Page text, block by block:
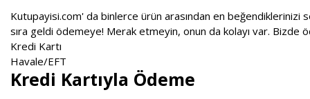
Kutupayisi.com' da binlerce ürün arasından en beğendiklerinizi
sıra geldi ödemeye! Merak etmeyin, onun da kolayı var. Bizde
Kredi Kartı
Havale/EFT
Kredi Kartıyla Ödeme